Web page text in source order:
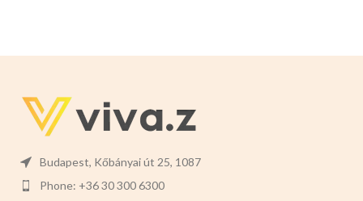
Budapest, Kőbányai út 25, 1087
Phone: +36 30 300 6300